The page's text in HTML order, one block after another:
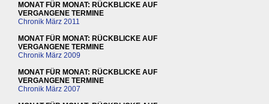
MONAT FÜR MONAT: RÜCKBLICKE AUF
VERGANGENE TERMINE
Chronik März 2011
MONAT FÜR MONAT: RÜCKBLICKE AUF
VERGANGENE TERMINE
Chronik März 2009
MONAT FÜR MONAT: RÜCKBLICKE AUF
VERGANGENE TERMINE
Chronik März 2007